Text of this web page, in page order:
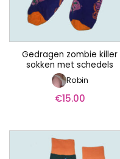
Gedragen zombie killer
sokken met schedels
Robin
€15.00